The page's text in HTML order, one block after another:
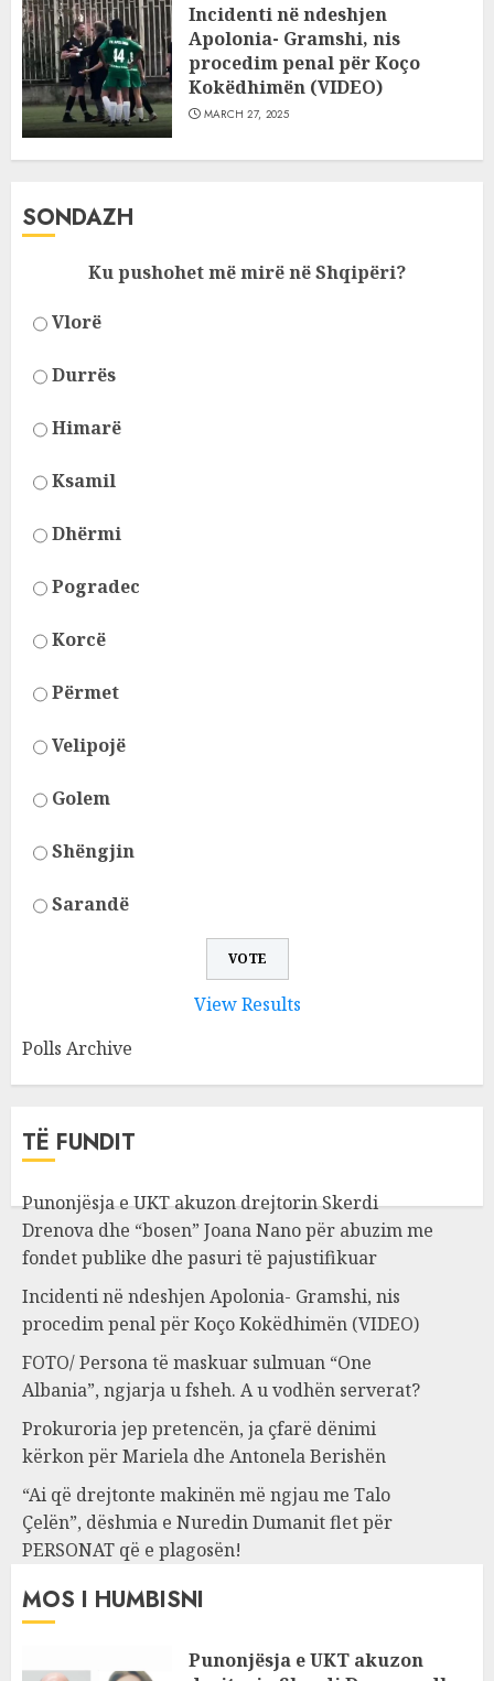
Incidenti në ndeshjen
Apolonia- Gramshi, nis
procedim penal për Koço
Kokëdhimën (VIDEO)
MARCH 27, 2025
SONDAZH
Ku pushohet më mirë në Shqipëri?
Vlorë
Durrës
Himarë
Ksamil
Dhërmi
Pogradec
Korcë
Përmet
Velipojë
Golem
Shëngjin
Sarandë
View Results
Polls Archive
TË FUNDIT
Punonjësja e UKT akuzon drejtorin Skerdi
Drenova dhe “bosen” Joana Nano për abuzim me
fondet publike dhe pasuri të pajustifikuar
Incidenti në ndeshjen Apolonia- Gramshi, nis
procedim penal për Koço Kokëdhimën (VIDEO)
FOTO/ Persona të maskuar sulmuan “One
Albania”, ngjarja u fsheh. A u vodhën serverat?
Prokuroria jep pretencën, ja çfarë dënimi
kërkon për Mariela dhe Antonela Berishën
“Ai që drejtonte makinën më ngjau me Talo
Çelën”, dëshmia e Nuredin Dumanit flet për
PERSONAT që e plagosën!
MOS I HUMBISNI
Punonjësja e UKT akuzon